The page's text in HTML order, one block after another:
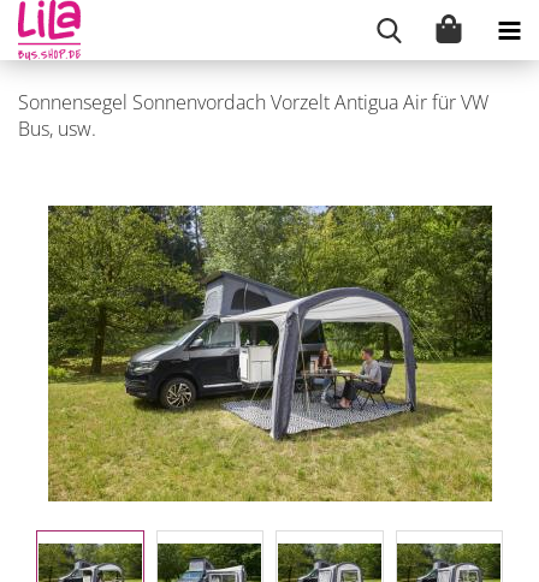
Sonnensegel Sonnenvordach Vorzelt Antigua Air für VW
Bus, usw.